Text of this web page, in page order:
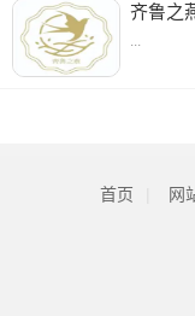
齐鲁之
...
首页 网